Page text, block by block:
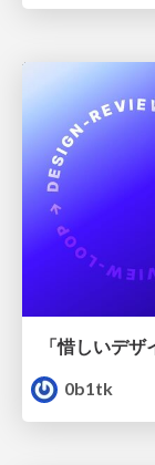
0b1tk